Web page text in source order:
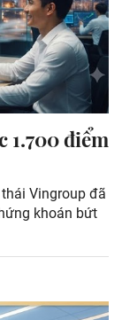
1.700 điểm
Vingroup đã
khoán bứt